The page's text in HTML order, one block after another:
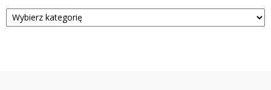
Kategorie